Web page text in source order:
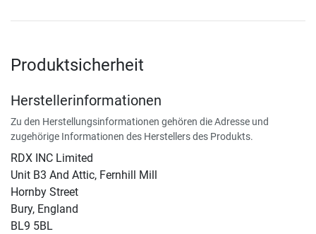
Produktsicherheit
Herstellerinformationen
Zu den Herstellungsinformationen gehören die Adresse und
zugehörige Informationen des Herstellers des Produkts.
RDX INC Limited
Unit B3 And Attic, Fernhill Mill
Hornby Street
Bury, England
BL9 5BL